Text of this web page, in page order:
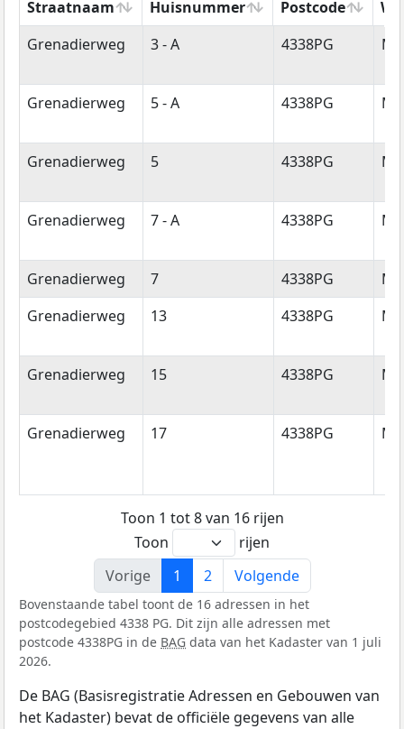
Straatnaam Huisnummer Postcode
Straatnaam
Huisnummer Postcode
Grenadierweg 3 - A 4338PG
Grenadierweg 5 - A 4338PG
Grenadierweg 5 4338PG
Grenadierweg 7 - A 4338PG
Grenadierweg 7 4338PG
Grenadierweg
13 4338PG
Grenadierweg 15 4338PG
Grenadierweg 17 4338PG
Toon 1 tot 8 van 16 rijen
Toon
rijen
Vorige
1 2 Volgende
Bovenstaande tabel toont de 16 adressen in het
postcodegebied 4338 PG. Dit zijn alle adressen met
postcode 4338PG in de BAG data van het Kadaster van 1 juli
2026.
De BAG (Basisregistratie Adressen en Gebouwen van
het Kadaster) bevat de officiële gegevens van alle